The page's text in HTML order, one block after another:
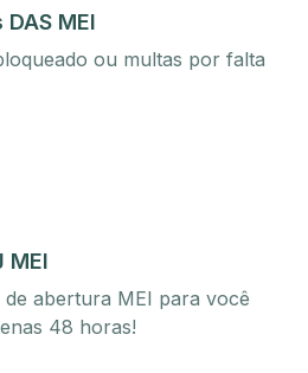
MEI
ou multas por falta
MEI
abertura MEI para você
48 horas!